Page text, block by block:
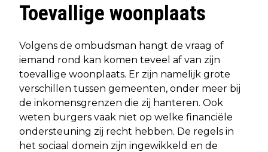
Toevallige woonplaats
Volgens de ombudsman hangt de vraag of
iemand rond kan komen teveel af van zijn
toevallige woonplaats. Er zijn namelijk grote
verschillen tussen gemeenten, onder meer bij
de inkomensgrenzen die zij hanteren. Ook
weten burgers vaak niet op welke financiële
ondersteuning zij recht hebben. De regels in
het sociaal domein zijn ingewikkeld en de